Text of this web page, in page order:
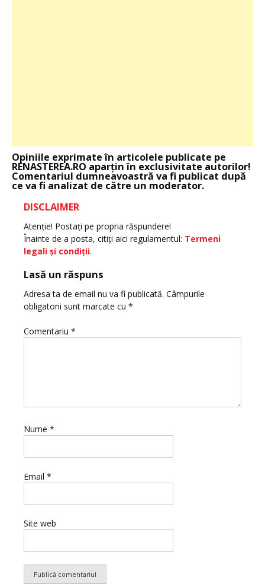
Opiniile exprimate în articolele publicate pe
RENASTEREA.RO aparţin în exclusivitate autorilor!
Comentariul dumneavoastră va fi publicat după
ce va fi analizat de către un moderator.
DISCLAIMER
Atenţie! Postaţi pe propria răspundere!
Înainte de a posta, citiţi aici regulamentul: Termeni
legali şi condiţii.
Lasă un răspuns
Adresa ta de email nu va fi publicată. Câmpurile
obligatorii sunt marcate cu *
Comentariu *
Nume *
Email *
Site web